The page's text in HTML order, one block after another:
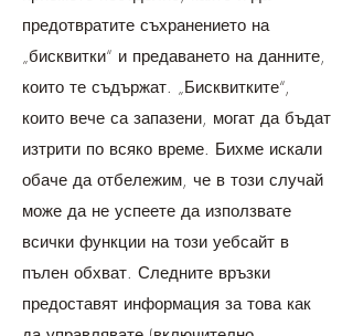
предотвратите съхранението на
„бисквитки“ и предаването на данните,
които те съдържат. „Бисквитките“,
които вече са запазени, могат да бъдат
изтрити по всяко време. Бихме искали
обаче да отбележим, че в този случай
може да не успеете да използвате
всички функции на този уебсайт в
пълен обхват. Следните връзки
предоставят информация за това как